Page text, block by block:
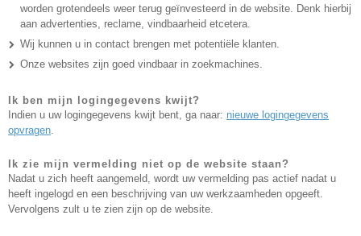
worden grotendeels weer terug geïnvesteerd in de website. Denk hierbij
aan advertenties, reclame, vindbaarheid etcetera.
Wij kunnen u in contact brengen met potentiële klanten.
Onze websites zijn goed vindbaar in zoekmachines.
Ik ben mijn logingegevens kwijt?
Indien u uw logingegevens kwijt bent, ga naar: nieuwe logingegevens
opvragen.
Ik zie mijn vermelding niet op de website staan?
Nadat u zich heeft aangemeld, wordt uw vermelding pas actief nadat u
heeft ingelogd en een beschrijving van uw werkzaamheden opgeeft.
Vervolgens zult u te zien zijn op de website.